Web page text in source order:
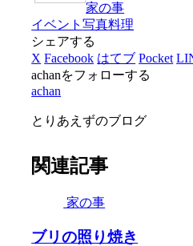
有
家の事
イベント写真料理
シェアする
X Facebook はてブ Pocket
achanをフォローする
achan
とりあえずのブログ
関連記事
家の事
ブリの照り焼き